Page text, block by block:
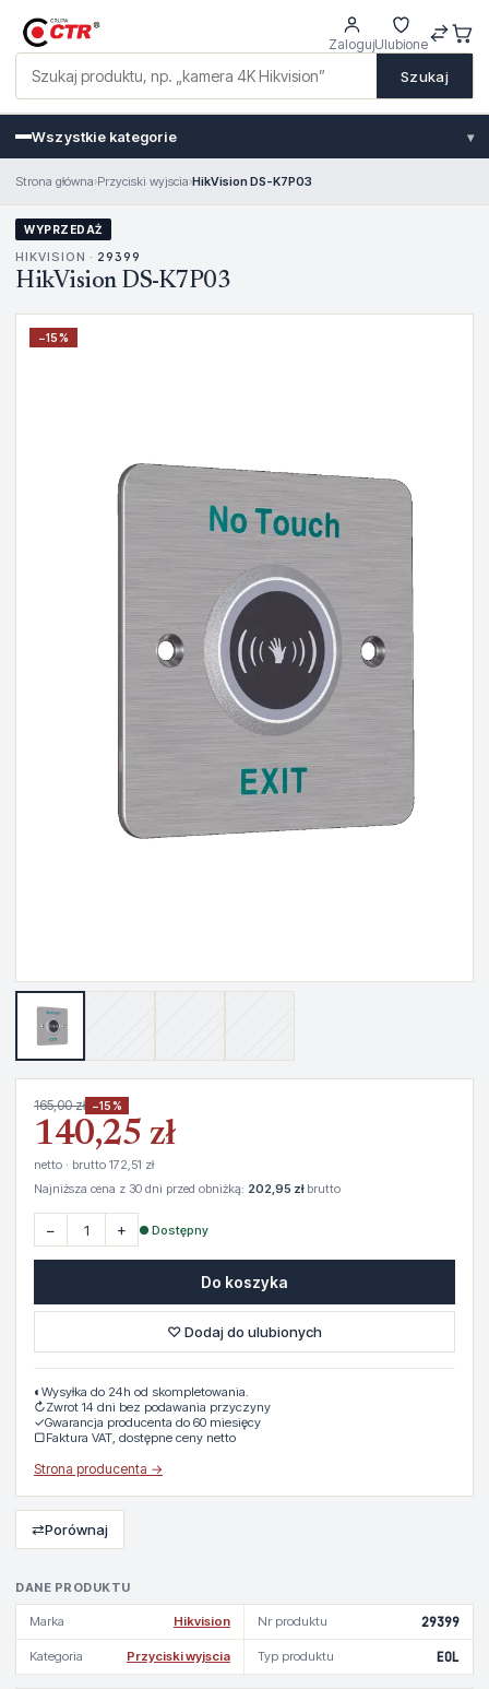
Szukaj
ZalogujUlubione
Wszystkie kategorie ▾
Strona główna›Przyciski wyjscia›HikVision DS-K7P03
WYPRZEDAŻ
HIKVISION · 29399
HikVision DS-K7P03
−15%
DANE PRODUKTU
Marka Hikvision Nr produktu 29399
Kategoria Przyciski wyjscia Typ produktu EOL
165,00 zł −15%
140,25 zł
netto · brutto 172,51 zł
Najniższa cena z 30 dni przed obniżką: 202,95 złbrutto
− + ● Dostępny
Do koszyka
♡ Dodaj do ulubionych
◐ Wysyłka do 24h od skompletowania.
↻Zwrot 14 dni bez podawania przyczyny
✓Gwarancja producenta do 60 miesięcy
▢Faktura VAT, dostępne ceny netto
Strona producenta →
⇄Porównaj